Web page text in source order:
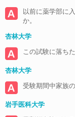
以前に薬学部に
か。
杏林大学
この試験に落ち
杏林大学
受験期間中家族
岩手医科大学